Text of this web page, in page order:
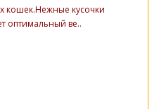
кошек.Нежные кусочки
оптимальный ве..